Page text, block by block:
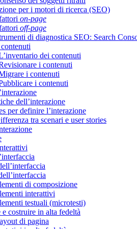
per i motori di ricerca (SEO)
on-page
off-page
di diagnostica SEO: Search
dei contenuti
i contenuti
i contenuti
i contenuti
dell’interazione
per definire l’interazione
tra scenari e user stories
di composizione
interattivi
testuali (microtesti)
e costruire in alta fedeltà
di pagina